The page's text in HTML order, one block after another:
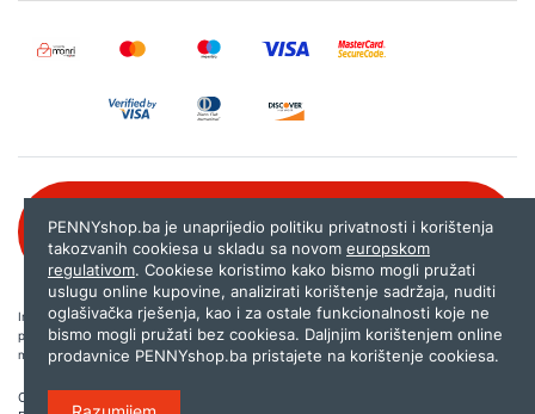
080 020 261
Internet trgovina PENNYshop.ba nastoji objavljivati samo provjerene i pravilne
podatke. Ako na našoj stranici otkrijete neistinite, odnosno neadekvatne informacije,
molimo vas da nam to javite nashop@pennyplus.com .
Copyright © 2026.
PENNYshop.ba je unaprijedio politiku privatnosti i korištenja
takozvanih cookiesa u skladu sa novom europskom
regulativom. Cookiese koristimo kako bismo mogli pružati
uslugu online kupovine, analizirati korištenje sadržaja, nuditi
oglašivačka rješenja, kao i za ostale funkcionalnosti koje ne
bismo mogli pružati bez cookiesa. Daljnjim korištenjem online
prodavnice PENNYshop.ba pristajete na korištenje cookiesa.